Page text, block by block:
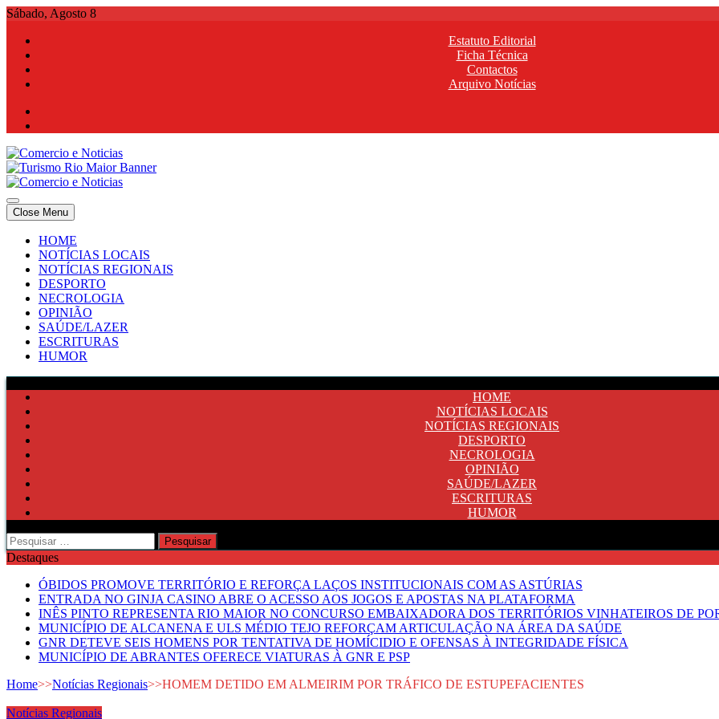
Skip
content
Sábado, Agosto 8
Estatuto Editorial
Ficha Técnica
Contactos
Arquivo Notícias
Comercio e Noticias
Notícias e Publicidade Online
Comercio e Noticias
Notícias e Publicidade Online
Close Menu
HOME
NOTÍCIAS LOCAIS
NOTÍCIAS REGIONAIS
DESPORTO
NECROLOGIA
OPINIÃO
SAÚDE/LAZER
ESCRITURAS
HUMOR
HOME
NOTÍCIAS LOCAIS
NOTÍCIAS REGIONAIS
DESPORTO
NECROLOGIA
OPINIÃO
SAÚDE/LAZER
ESCRITURAS
HUMOR
Pesquisar
por:
Destaques
ÓBIDOS PROMOVE TERRITÓRIO E REFORÇA LAÇOS INSTITUCIONAIS COM AS ASTÚRIAS
ENTRADA NO GINJA CASINO ABRE O ACESSO AOS JOGOS E APOSTAS NA PLATAFORMA
INÊS PINTO REPRESENTA RIO MAIOR NO CONCURSO EMBAIXADORA DOS TERRITÓRIOS VINHATEIROS DE
MUNICÍPIO DE ALCANENA E ULS MÉDIO TEJO REFORÇAM ARTICULAÇÃO NA ÁREA DA SAÚDE
GNR DETEVE SEIS HOMENS POR TENTATIVA DE HOMÍCIDIO E OFENSAS À INTEGRIDADE FÍSICA
MUNICÍPIO DE ABRANTES OFERECE VIATURAS À GNR E PSP
Home>>Notícias Regionais>>HOMEM DETIDO EM ALMEIRIM POR TRÁFICO DE ESTUPEFACIENTES
Notícias Regionais